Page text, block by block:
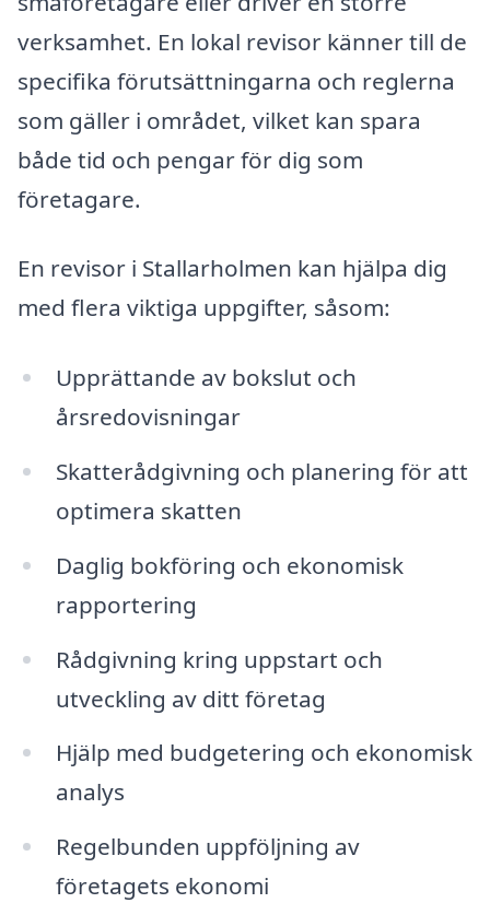
verksamhet. En lokal revisor känner till de
specifika förutsättningarna och reglerna
som gäller i området, vilket kan spara
både tid och pengar för dig som
företagare.
En revisor i Stallarholmen kan hjälpa dig
med flera viktiga uppgifter, såsom:
Upprättande av bokslut och
årsredovisningar
Skatterådgivning och planering för att
optimera skatten
Daglig bokföring och ekonomisk
rapportering
Rådgivning kring uppstart och
utveckling av ditt företag
Hjälp med budgetering och ekonomisk
analys
Regelbunden uppföljning av
företagets ekonomi